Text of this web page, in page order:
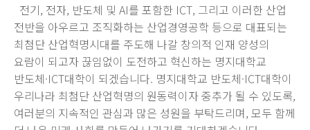
전기, 전자, 반도체 및 AI를 포함한 ICT, 그리고 이러한 산업
전반을 아우르고 조직화하는 산업경영공학 등으로 대표되는
최첨단 산업혁명시대를 주도해 나갈 창의적 인재 양성의
요람이 되고자 끊임없이 도전하고 혁신하는 명지대학교
반도체·ICT대학이 되겠습니다. 명지대학교 반도체·ICT대학이
우리나라 최첨단 산업혁명의 원동력이자 중추가 될 수 있도록,
여러분의 지속적인 관심과 많은 성원을 부탁드리며, 모두 함께